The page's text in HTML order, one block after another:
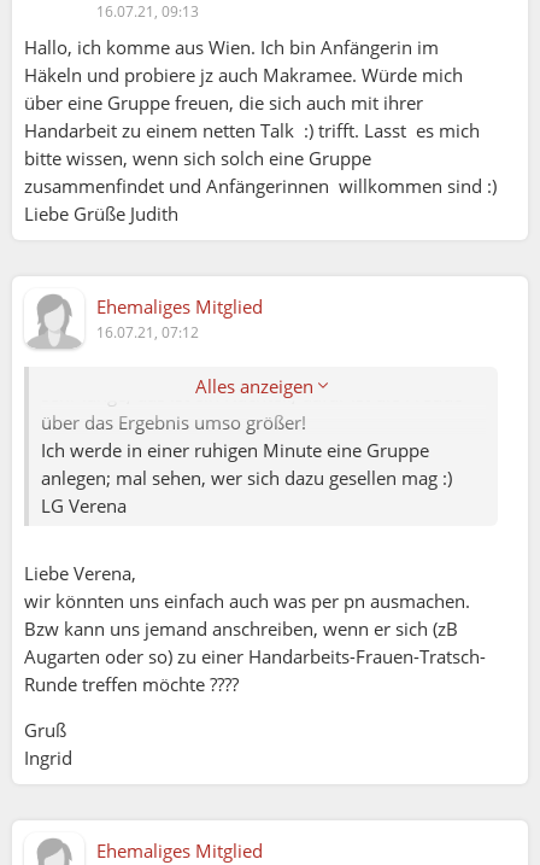
16.07.21, 09:13
Hallo, ich komme aus Wien. Ich bin Anfängerin im
Häkeln und probiere jz auch Makramee. Würde mich
über eine Gruppe freuen, die sich auch mit ihrer
Handarbeit zu einem netten Talk :) trifft. Lasst es mich
bitte wissen, wenn sich solch eine Gruppe
zusammenfindet und Anfängerinnen willkommen sind :)
Liebe Grüße Judith
Ehemaliges Mitglied
16.07.21, 07:12
Alles anzeigen
Ingrid (13.07.2021 09:54):
Liebe Verena.
Das sind ja tolle STücke. Seeeeehr professionell.
Ich stricke und häkle. Und die Dinge sind weitaus
nicht perfekt. Aber es macht mir Spass.
schon nett, oder ????
Ingrid
sehr lange, das ist ein Nachteil; dafür ist die Freude
über das Ergebnis umso größer!
Ich werde in einer ruhigen Minute eine Gruppe
anlegen; mal sehen, wer sich dazu gesellen mag :)
LG Verena
Liebe Verena,
wir könnten uns einfach auch was per pn ausmachen.
Bzw kann uns jemand anschreiben, wenn er sich (zB
Augarten oder so) zu einer Handarbeits-Frauen-Tratsch-
Runde treffen möchte ????
Gruß
Ingrid
Ehemaliges Mitglied